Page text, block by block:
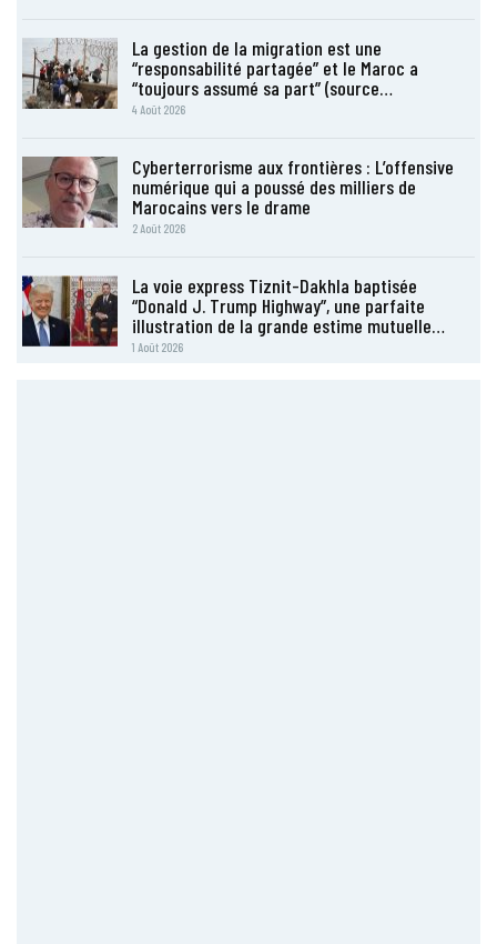
La gestion de la migration est une
“responsabilité partagée” et le Maroc a
“toujours assumé sa part” (source…
4 Août 2026
Cyberterrorisme aux frontières : L’offensive
numérique qui a poussé des milliers de
Marocains vers le drame
2 Août 2026
La voie express Tiznit-Dakhla baptisée
“Donald J. Trump Highway”, une parfaite
illustration de la grande estime mutuelle…
1 Août 2026